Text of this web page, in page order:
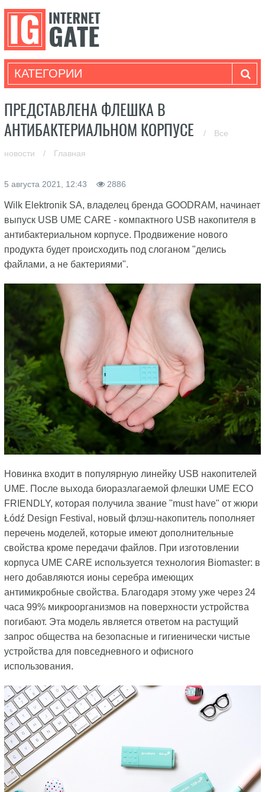
КАТЕГОРИИ
ПРЕДСТАВЛЕНА ФЛЕШКА В
АНТИБАКТЕРИАЛЬНОМ КОРПУСЕ
/ Все
новости / Главная
5 августа 2021, 12:43 2886
Wilk Elektronik SA, владелец бренда GOODRAM, начинает
выпуск USB UME CARE - компактного USB накопителя в
антибактериальном корпусе. Продвижение нового
продукта будет происходить под слоганом "делись
файлами, а не бактериями".
Новинка входит в популярную линейку USB накопителей
UME. После выхода биоразлагаемой флешки UME ECO
FRIENDLY, которая получила звание "must have" от жюри
Łódź Design Festival, новый флэш-накопитель пополняет
перечень моделей, которые имеют дополнительные
свойства кроме передачи файлов. При изготовлении
корпуса UME CARE используется технология Biomaster: в
него добавляются ионы серебра имеющих
антимикробные свойства. Благодаря этому уже через 24
часа 99% микроорганизмов на поверхности устройства
погибают. Эта модель является ответом на растущий
запрос общества на безопасные и гигиенически чистые
устройства для повседневного и офисного
использования.